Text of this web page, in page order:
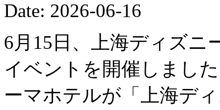
Date: 2026-06-16
6月15日、上海ディズニ
イベントを開催しまし
ーマホテルが「上海デ